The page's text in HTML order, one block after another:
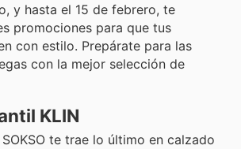
y hasta el 15 de febrero, te
promociones para que tus
con estilo. Prepárate para las
con la mejor selección de
KLIN
te trae lo último en calzado